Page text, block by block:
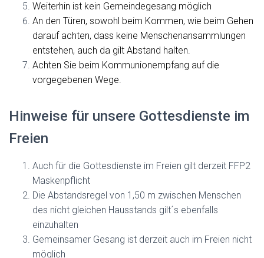
Weiterhin ist kein Gemeindegesang möglich
An den Türen, sowohl beim Kommen, wie beim Gehen
darauf achten, dass keine Menschenansammlungen
entstehen, auch da gilt Abstand halten.
Achten Sie beim Kommunionempfang auf die
vorgegebenen Wege.
Hinweise für unsere Gottesdienste im
Freien
Auch für die Gottesdienste im Freien gilt derzeit FFP2
Maskenpflicht
Die Abstandsregel von 1,50 m zwischen Menschen
des nicht gleichen Hausstands gilt´s ebenfalls
einzuhalten
Gemeinsamer Gesang ist derzeit auch im Freien nicht
möglich